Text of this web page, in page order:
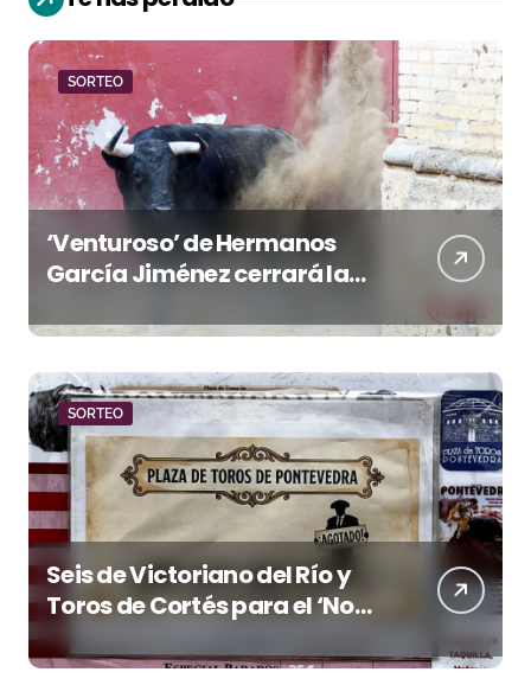
SORTEO
‘Venturoso’ de Hermanos
García Jiménez cerrará la
SORTEO
Seis de Victoriano del Río y
Toros de Cortés para el ‘No
Hay Localidades’ de esta
tarde en Pontevedra